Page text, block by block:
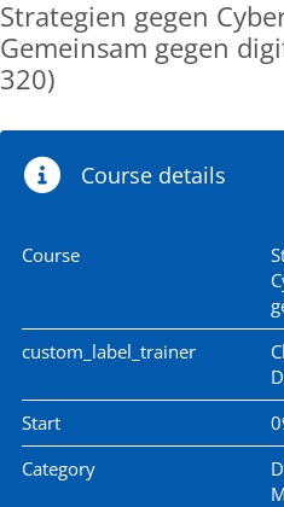
Strategien gegen
Gemeinsam gegen
320)
Course details
Course
custom_label_trainer
Start
Category